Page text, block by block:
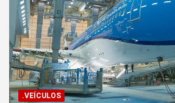
.VEÍCULOS